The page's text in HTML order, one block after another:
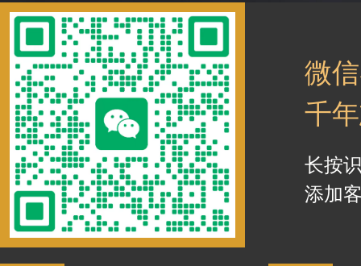
微
千
长按
添加